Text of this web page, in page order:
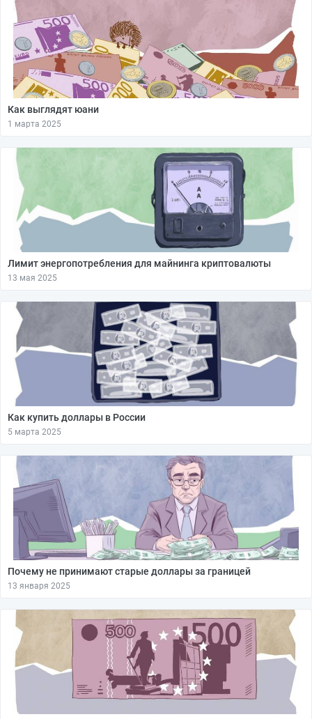
Как выглядят юани
1 марта 2025
Лимит энергопотребления для майнинга криптовалюты
13 мая 2025
Как купить доллары в России
5 марта 2025
Почему не принимают старые доллары за границей
13 января 2025